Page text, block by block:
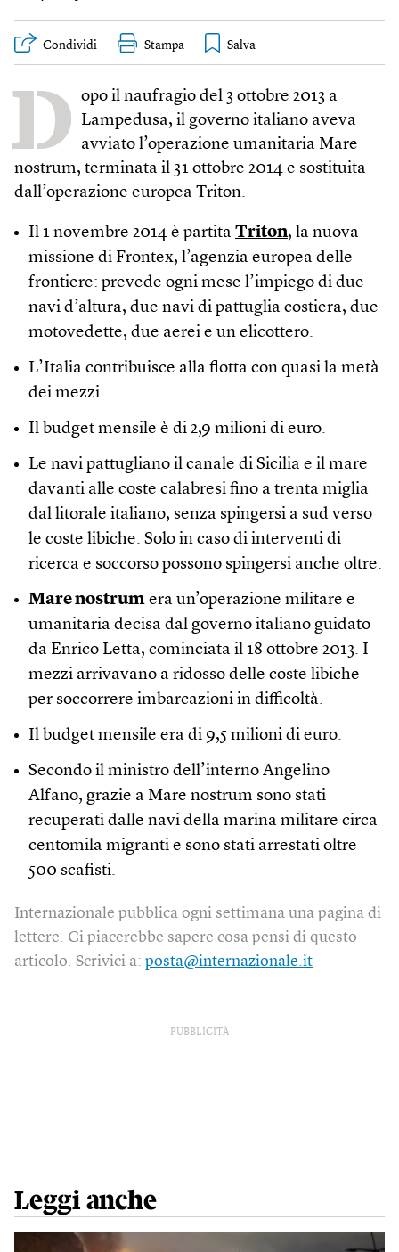
Condividi Stampa
D opo il naufragio del 3 ottobre 2013 a
Lampedusa, il governo italiano aveva
avviato l’operazione umanitaria Mare
nostrum, terminata il 31 ottobre 2014 e sostituita
dall’operazione europea Triton.
Il 1 novembre 2014 è partita Triton, la nuova
missione di Frontex, l’agenzia europea delle
frontiere: prevede ogni mese l’impiego di due
navi d’altura, due navi di pattuglia costiera, due
motovedette, due aerei e un elicottero.
L’Italia contribuisce alla flotta con quasi la metà
dei mezzi.
Il budget mensile è di 2,9 milioni di euro.
Le navi pattugliano il canale di Sicilia e il mare
davanti alle coste calabresi fino a trenta miglia
dal litorale italiano, senza spingersi a sud verso
le coste libiche. Solo in caso di interventi di
ricerca e soccorso possono spingersi anche oltre.
Mare nostrum era un’operazione militare e
umanitaria decisa dal governo italiano guidato
da Enrico Letta, cominciata il 18 ottobre 2013. I
mezzi arrivavano a ridosso delle coste libiche
per soccorrere imbarcazioni in difficoltà.
Il budget mensile era di 9,5 milioni di euro.
Secondo il ministro dell’interno Angelino
Alfano, grazie a Mare nostrum sono stati
recuperati dalle navi della marina militare circa
centomila migranti e sono stati arrestati oltre
500 scafisti.
Internazionale pubblica ogni settimana una pagina di
lettere. Ci piacerebbe sapere cosa pensi di questo
articolo. Scrivici a: posta@internazionale.it
PUBBLICITÀ
Leggi anche